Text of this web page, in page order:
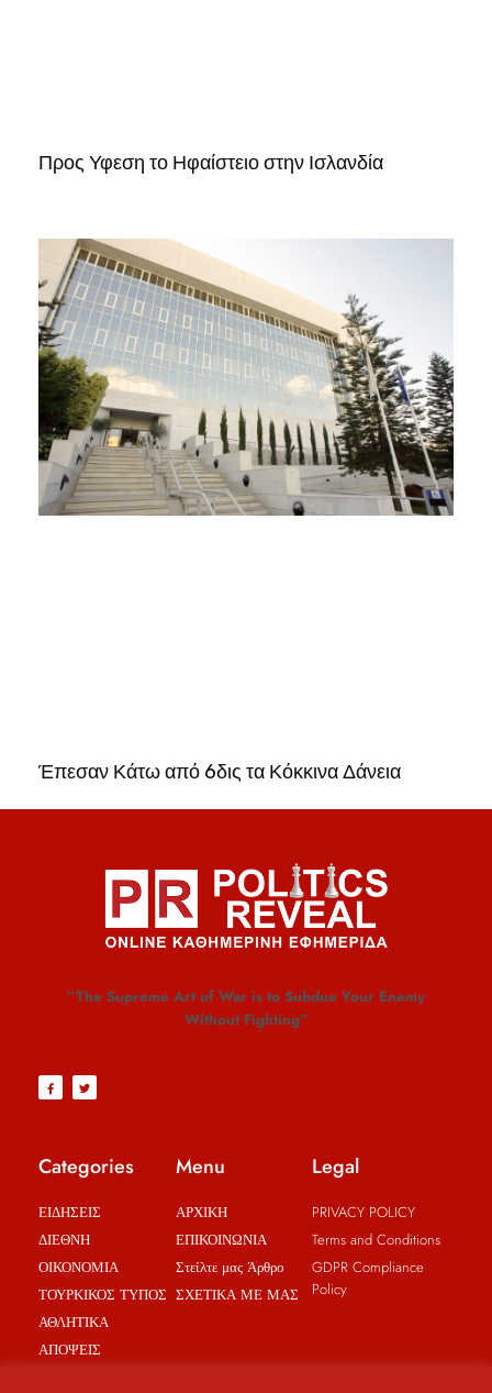
Προς Υφεση το Ηφαίστειο στην Ισλανδία
Έπεσαν Κάτω από 6δις τα Κόκκινα Δάνεια
”The Supreme Art of War is to Subdue Your Enemy
Without Fighting”
Categories
ΕΙΔΗΣΕΙΣ
ΔΙΕΘΝΗ
ΟΙΚΟΝΟΜΙΑ
ΤΟΥΡΚΙΚΟΣ ΤΥΠΟΣ
ΑΘΛΗΤΙΚΑ
ΑΠΟΨΕΙΣ
Menu
ΑΡΧΙΚΗ
ΕΠΙΚΟΙΝΩΝΙΑ
Στείλτε μας Άρθρο
ΣΧΕΤΙΚΑ ΜΕ ΜΑΣ
Legal
PRIVACY POLICY
Terms and Conditions
GDPR Compliance
Policy